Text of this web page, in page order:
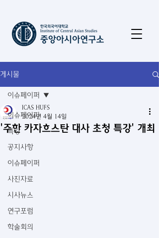
게시물
이슈페이퍼
특강
공지사항
이슈페이퍼
사진자료
시사뉴스
연구포럼
학술회의
이슈페이퍼
'주한 카자흐스탄 대사 초청 특강' 개최
ICAS HUFS
2024년 4월 14일